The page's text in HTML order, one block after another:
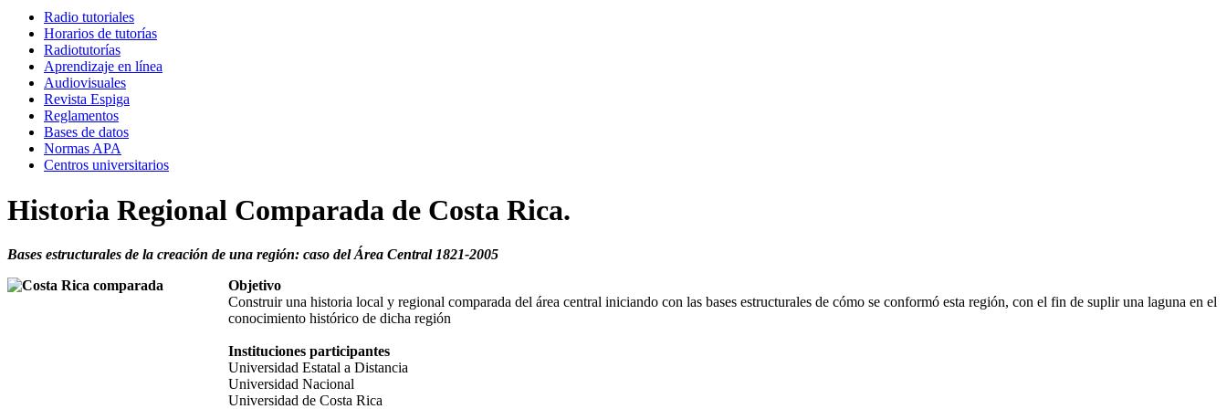
Radio tutoriales
Horarios de tutorías
Radiotutorías
Aprendizaje en línea
Audiovisuales
Revista Espiga
Reglamentos
Bases de datos
Normas APA
Centros universitarios
Historia Regional Comparada de Costa Rica.
Bases estructurales de la creación de una región: caso del Área Central 1821-2005
Objetivo
Construir una historia local y regional comparada del área central iniciando con las bases estructurales de cómo se conformó esta región, con el fin de suplir una laguna en el
conocimiento histórico de dicha región
Instituciones participantes
Universidad Estatal a Distancia
Universidad Nacional
Universidad de Costa Rica